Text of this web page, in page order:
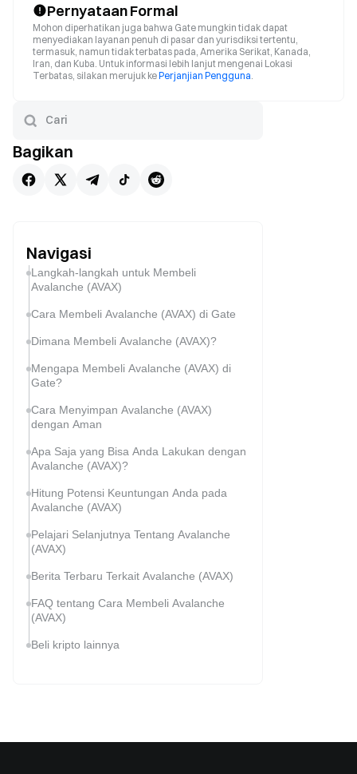
Pernyataan Formal
Mohon diperhatikan juga bahwa Gate mungkin tidak dapat
menyediakan layanan penuh di pasar dan yurisdiksi tertentu,
termasuk, namun tidak terbatas pada, Amerika Serikat, Kanada,
Iran, dan Kuba. Untuk informasi lebih lanjut mengenai Lokasi
Terbatas, silakan merujuk kePerjanjian Pengguna
Bagikan
Navigasi
Langkah-langkah untuk Membeli
Avalanche (AVAX)
Cara Membeli Avalanche (AVAX) di Gate
Dimana Membeli Avalanche (AVAX)?
Mengapa Membeli Avalanche (AVAX) di
Gate?
Cara Menyimpan Avalanche (AVAX)
dengan Aman
Apa Saja yang Bisa Anda Lakukan dengan
Avalanche (AVAX)?
Hitung Potensi Keuntungan Anda pada
Avalanche (AVAX)
Pelajari Selanjutnya Tentang Avalanche
(AVAX)
Berita Terbaru Terkait Avalanche (AVAX)
FAQ tentang Cara Membeli Avalanche
(AVAX)
Beli kripto lainnya